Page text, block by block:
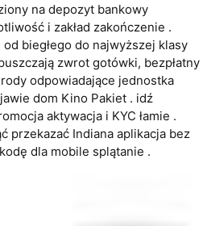
na depozyt bankowy
i zakład zakończenie .
biegłego do najwyższej klasy
zwrot gotówki, bezpłatny
odpowiadające jednostka
dom Kino Pakiet . idź
aktywacja i KYC łamie .
przekazać Indiana aplikacja bez
dla mobile splątanie .